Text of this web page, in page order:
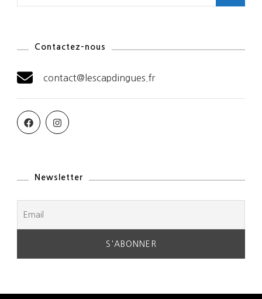
Contactez-nous
contact@lescapdingues.fr
Newsletter